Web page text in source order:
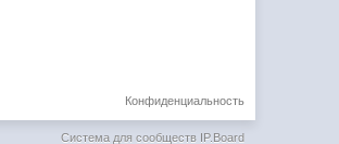
Конфиденциальность
Система для сообществ IP.Board